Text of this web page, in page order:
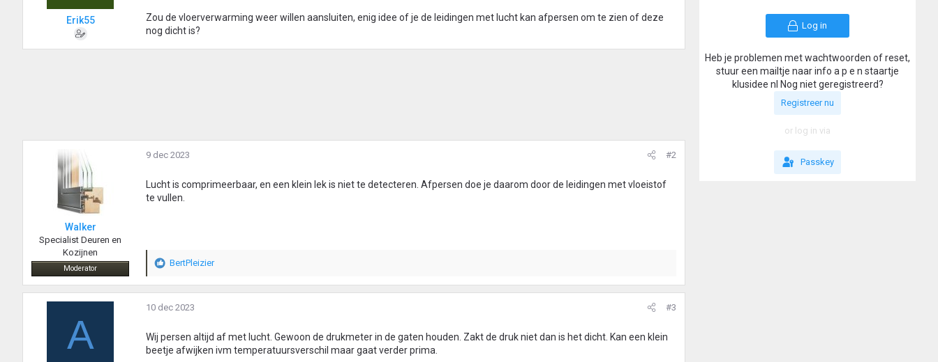
Erik55
Zou de vloerverwarming weer willen aansluiten, enig idee of je de leidingen met lucht kan afpersen om te zien of deze
nog dicht is?
Walker
Specialist Deuren en
Kozijnen
Moderator
9 dec 2023 #2
Lucht is comprimeerbaar, en een klein lek is niet te detecteren. Afpersen doe je daarom door de leidingen met vloeistof
te vullen.
W
a
r
e
r
i
BertPleizier
A
10 dec 2023 #3
Wij persen altijd af met lucht. Gewoon de drukmeter in de gaten houden. Zakt de druk niet dan is het dicht. Kan een klein
beetje afwijken ivm temperatuursverschil maar gaat verder prima.
Log in
Heb je problemen met wachtwoorden of reset,
stuur een mailtje naar info a p e n staartje
klusidee nl Nog niet geregistreerd?
Registreer nu
or log in via
Passkey